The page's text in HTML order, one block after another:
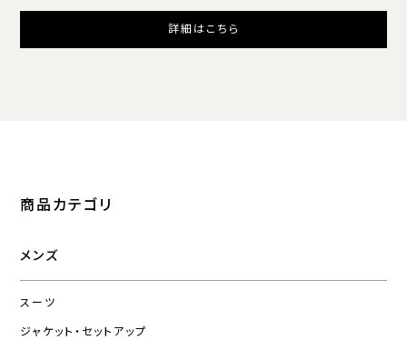
詳細はこちら
商品カテゴリ
メンズ
スーツ
ジャケット・セットアップ